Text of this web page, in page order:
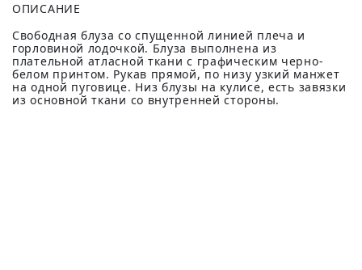
ОПИСАНИЕ
Свободная блуза со спущенной линией плеча и
горловиной лодочкой. Блуза выполнена из
плательной атласной ткани с графическим черно-
белом принтом. Рукав прямой, по низу узкий манжет
на одной пуговице. Низ блузы на кулисе, есть завязки
из основной ткани со внутренней стороны.